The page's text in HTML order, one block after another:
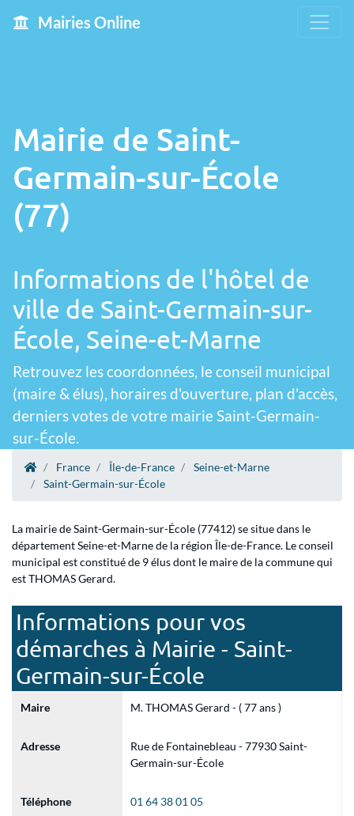
Mairies Online
Mairie de Saint-
Germain-sur-École
(77)
Informations de l'hôtel de
ville de Saint-Germain-sur-
École, Seine-et-Marne
Retrouvez les coordonnées, le conseil municipal
(maire & élus), horaires d'ouverture, plan d'accès,
derniers votes de votre mairie Saint-Germain-
sur-École.
France Île-de-France
Seine-et-Marne
Saint-Germain-sur-École
La mairie de Saint-Germain-sur-École (77412) se situe dans le
département Seine-et-Marne de la région Île-de-France. Le conseil
municipal est constitué de 9 élus dont le maire de la commune qui
est THOMAS Gerard.
Informations pour vos
démarches à Mairie - Saint-
Germain-sur-École
Maire M. THOMAS Gerard - ( 77 ans )
Adresse
Rue de Fontainebleau - 77930 Saint-
Germain-sur-École
Téléphone 01 64 38 01 05